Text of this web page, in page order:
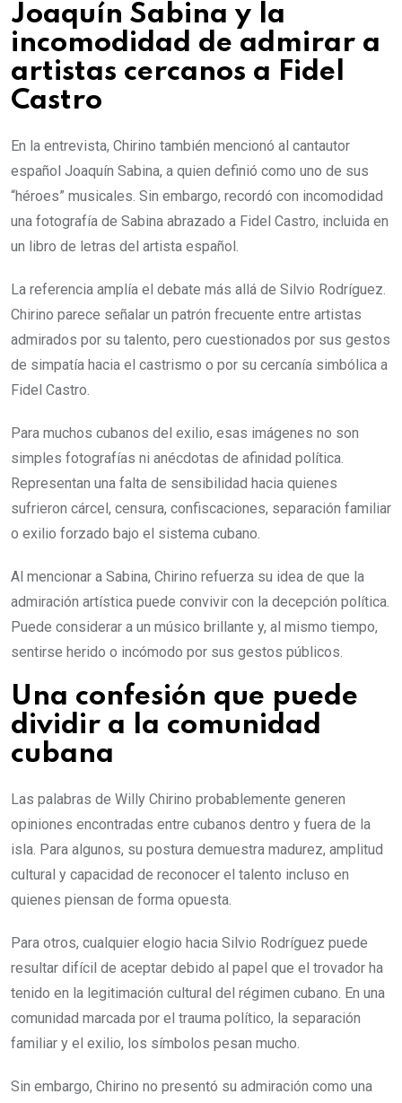
Joaquín Sabina y la
incomodidad de admirar a
artistas cercanos a Fidel
Castro
En la entrevista, Chirino también mencionó al cantautor
español Joaquín Sabina, a quien definió como uno de sus
“héroes” musicales. Sin embargo, recordó con incomodidad
una fotografía de Sabina abrazado a Fidel Castro, incluida en
un libro de letras del artista español.
La referencia amplía el debate más allá de Silvio Rodríguez.
Chirino parece señalar un patrón frecuente entre artistas
admirados por su talento, pero cuestionados por sus gestos
de simpatía hacia el castrismo o por su cercanía simbólica a
Fidel Castro.
Para muchos cubanos del exilio, esas imágenes no son
simples fotografías ni anécdotas de afinidad política.
Representan una falta de sensibilidad hacia quienes
sufrieron cárcel, censura, confiscaciones, separación familiar
o exilio forzado bajo el sistema cubano.
Al mencionar a Sabina, Chirino refuerza su idea de que la
admiración artística puede convivir con la decepción política.
Puede considerar a un músico brillante y, al mismo tiempo,
sentirse herido o incómodo por sus gestos públicos.
Una confesión que puede
dividir a la comunidad
cubana
Las palabras de Willy Chirino probablemente generen
opiniones encontradas entre cubanos dentro y fuera de la
isla. Para algunos, su postura demuestra madurez, amplitud
cultural y capacidad de reconocer el talento incluso en
quienes piensan de forma opuesta.
Para otros, cualquier elogio hacia Silvio Rodríguez puede
resultar difícil de aceptar debido al papel que el trovador ha
tenido en la legitimación cultural del régimen cubano. En una
comunidad marcada por el trauma político, la separación
familiar y el exilio, los símbolos pesan mucho.
Sin embargo, Chirino no presentó su admiración como una